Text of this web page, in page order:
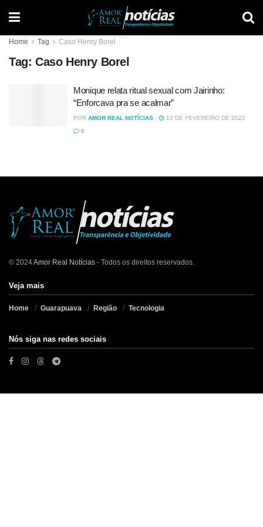
Home Tag Caso Henry Borel
Tag: Caso Henry Borel
Monique relata ritual sexual com Jairinho:
“Enforcava pra se acalmar”
POR AMOR REAL NOTÍCIAS
10 DE FEVEREIRO DE 2022
0
© 2024Amor Real Notícias - Todos os direitos reservados.
Veja mais
Home Guarapuava Região Tecnologia
Nós siga nas redes sociais